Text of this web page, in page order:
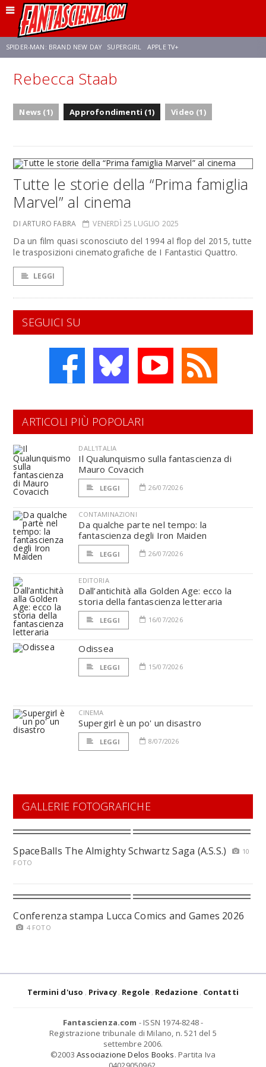
SPIDER-MAN: BRAND NEW DAY SUPERGIRL APPLE TV+
FRANCO RICCIARDIELLO ZENDAYA
Rebecca Staab
News (1) Approfondimenti (1) Video (1)
Tutte le storie della “Prima famiglia
Marvel” al cinema
DI ARTURO FABRA VENERDÌ 25 LUGLIO 2025
Da un film quasi sconosciuto del 1994 al flop del 2015, tutte
le trasposizioni cinematografiche de I Fantastici Quattro.
LEGGI
SEGUICI SU
ARTICOLI PIÙ POPOLARI
DALL'ITALIA
Il Qualunquismo sulla fantascienza di
Mauro Covacich
LEGGI 26/07/2026
CONTAMINAZIONI
Da qualche parte nel tempo: la
fantascienza degli Iron Maiden
LEGGI 26/07/2026
EDITORIA
Dall’antichità alla Golden Age: ecco la
storia della fantascienza letteraria
LEGGI 16/07/2026
Odissea
LEGGI 15/07/2026
CINEMA
Supergirl è un po' un disastro
LEGGI 8/07/2026
GALLERIE FOTOGRAFICHE
SpaceBalls The Almighty Schwartz Saga (A.S.S.)
10
FOTO
Conferenza stampa Lucca Comics and Games 2026
4 FOTO
Termini d'uso Privacy Regole Redazione Contatti
Fantascienza.com - ISSN 1974-8248 -
Registrazione tribunale di Milano, n. 521 del 5
settembre 2006.
©2003 Associazione Delos Books. Partita Iva